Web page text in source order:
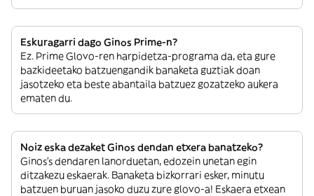
Eskuragarri dago Ginos Prime-n?
Ez. Prime Glovo-ren harpidetza-programa da, eta gure
bazkideetako batzuengandik banaketa guztiak doan
jasotzeko eta beste abantaila batzuez gozatzeko aukera
ematen du.
Noiz eska dezaket Ginos dendan etxera banatzeko?
Ginos’s dendaren lanorduetan, edozein unetan egin
ditzakezu eskaerak. Banaketa bizkorrari esker, minutu
batzuen buruan jasoko duzu zure glovo-a! Eskaera etxean